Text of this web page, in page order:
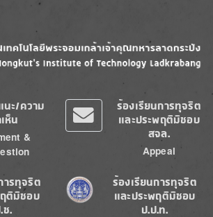
นะ/ความ
ห็น
&
ร้องเรียนการทุจริต
และประพฤติมิชอบ
สจล.
Appeal
ารทุจริต
ติมิชอบ
ช.
Image
ร้องเรียนการทุจริต
และประพฤติมิชอบ
ป.ป.ท.